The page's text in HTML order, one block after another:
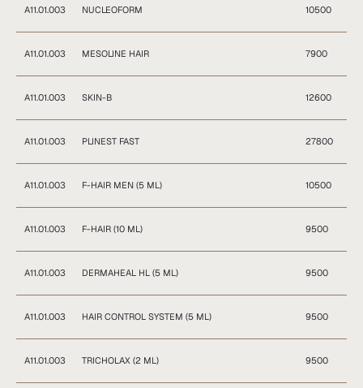
А11.01.003 NUCLEOFORM 10500
А11.01.003 MESOLINE HAIR 7900
А11.01.003 SKIN-B 12600
А11.01.003 PLINEST FAST 27800
А11.01.003 F-HAIR MEN (5 ML) 10500
А11.01.003 F-HAIR (10 ML) 9500
А11.01.003 DERMAHEAL HL (5 ML) 9500
А11.01.003 HAIR CONTROL SYSTEM (5 ML) 9500
А11.01.003 TRICHOLAX (2 ML) 9500